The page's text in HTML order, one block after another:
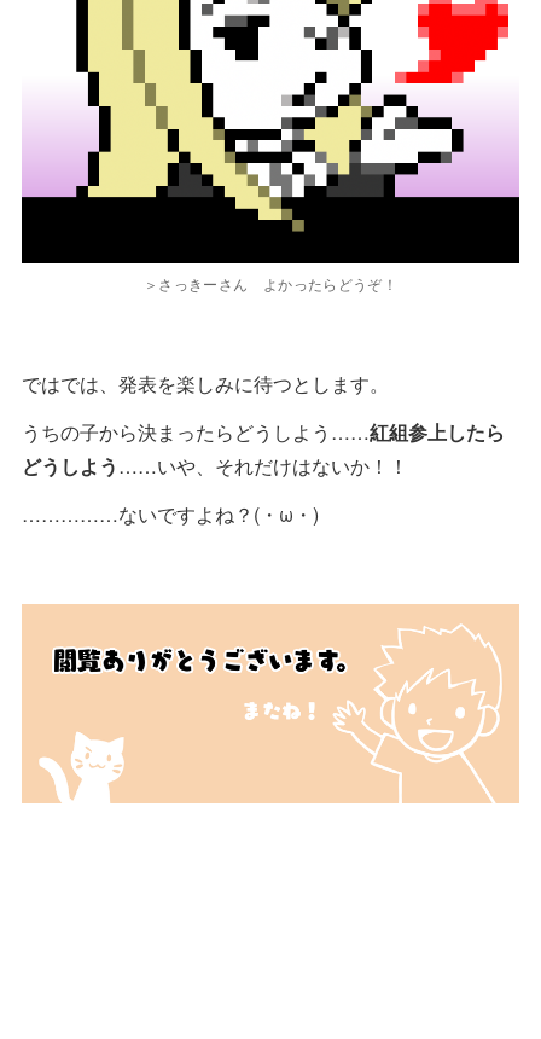
＞さっきーさん よかったらどうぞ！
ではでは、発表を楽しみに待つとします。
うちの子から決まったらどうしよう……紅組参上したら
どうしよう……いや、それだけはないか！！
……………ないですよね？(・ω・)